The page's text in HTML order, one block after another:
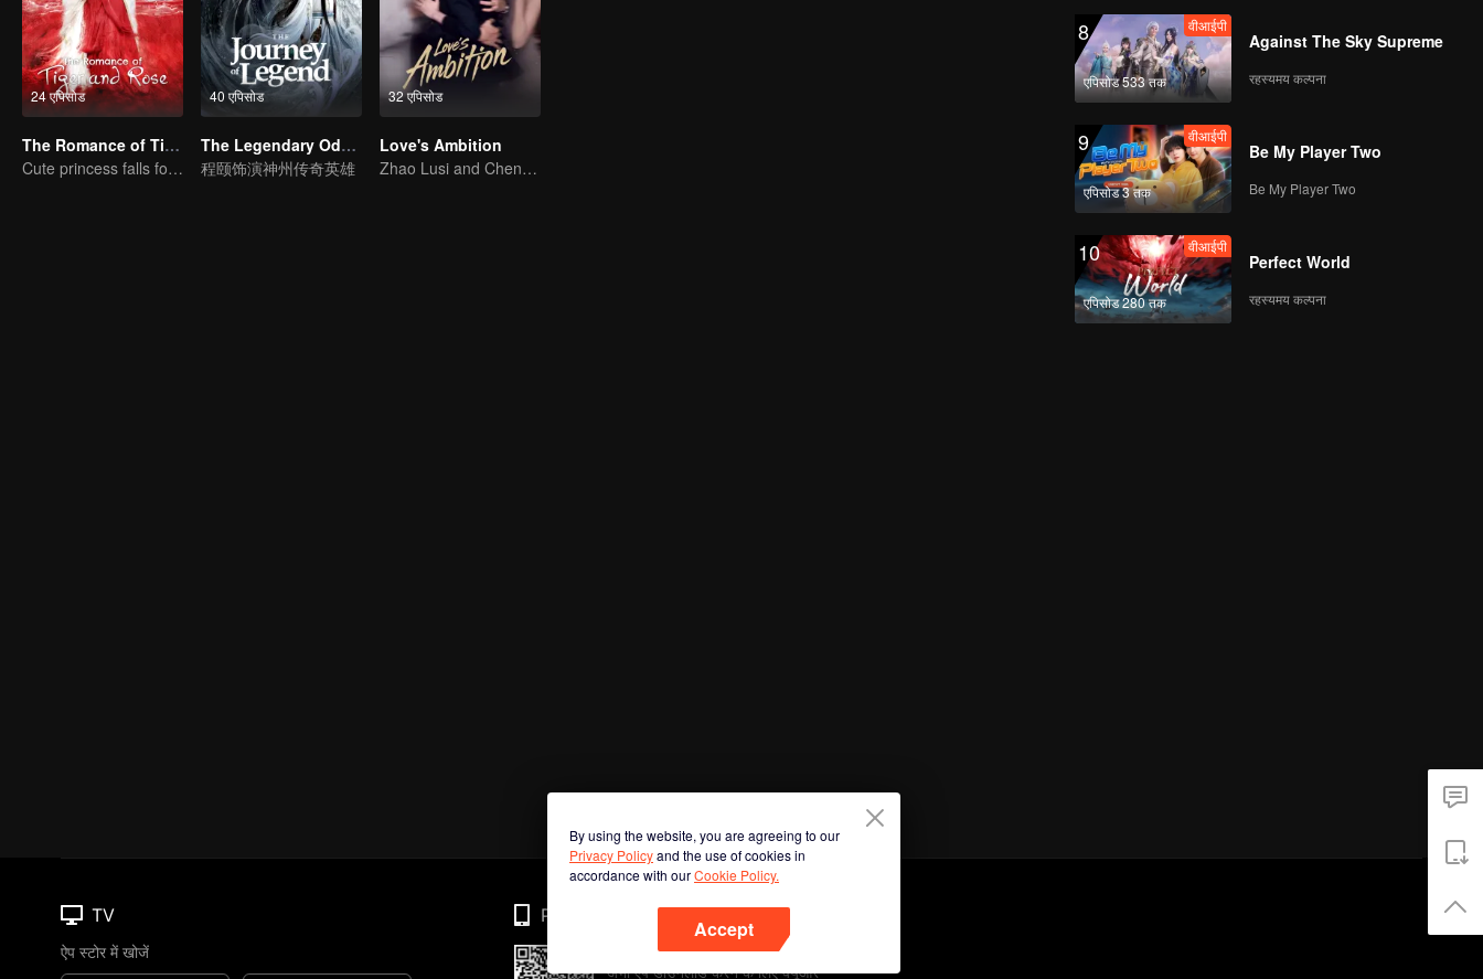
24 एपिसोड
The Romance of Tiger and Rose (Thai Ver.)
Cute princess falls for the tsundere prince
40 एपिसोड
The Legendary Odyssey (Thai Version)
程颐饰演神州传奇英雄
32 एपिसोड
Love's Ambition
Zhao Lusi and Chen Weiting's True Love Hypothesis
8
एपिसोड 533 तक
वीआईपी
Against The Sky Supreme
रहस्यमय कल्पना
9
एपिसोड 3 तक
वीआईपी
Be My Player Two
Be My Player Two
10
एपिसोड 280 तक
वीआईपी
Perfect World
रहस्यमय कल्पना
By using the website, you are agreeing to our
Privacy Policyand the use of cookies in
accordance with ourCookie Policy.
Accept
TV
ऐप स्टोर में खोजें
Phone
अभी ऐप डाउनलोड करने के लिए क्यूआर